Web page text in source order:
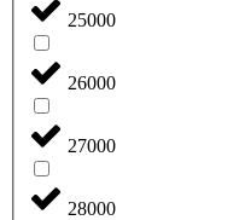
25000
26000
27000
28000